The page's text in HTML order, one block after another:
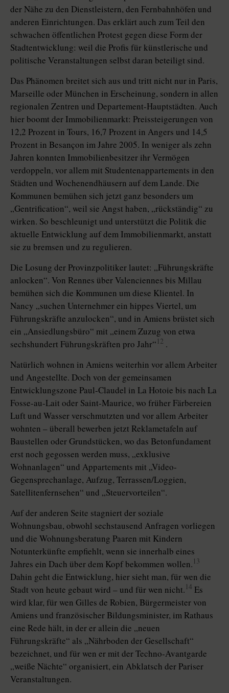
der Nähe zu den Dienstleistern, den Fernbahnhöfen und
anderen Einrichtungen. Das erklärt auch zum Teil den
schwachen öffentlichen Protest gegen diese Form der
Stadtentwicklung: weil die Profis für künstlerische und
politische Veranstaltungen selbst daran beteiligt sind.
Das Phänomen breitet sich aus und tritt nicht nur in Paris,
Marseille oder München in Erscheinung, sondern in allen
regionalen Zentren und Departement-Hauptstädten. Auch
hier boomt der Immobilienmarkt: Preissteigerungen von
12,2 Prozent in Tours, 16,7 Prozent in Angers und 14,5
Prozent in Besançon im Jahre 2005. In weniger als zehn
Jahren konnten Immobilienbesitzer ihr Vermögen
verdoppeln, vor allem mit Studentenappartements in den
Städten und Wochenendhäusern auf dem Lande. Die
Kommunen bemühen sich jetzt ganz besonders um
„Gentrification“, weil sie Angst haben, „rückständig“ zu
wirken. So beschleunigt und unterstützt die Politik die
aktuelle Entwicklung auf dem Immobilienmarkt, anstatt
sie zu bremsen und zu regulieren.
Die Losung der Provinzpolitiker lautet: „Führungskräfte
anlocken“. Von Rennes über Valenciennes bis Millau
bemühen sich die Kommunen um diese Klientel. In
Nancy „suchen Unternehmer ein hippes Viertel, um
Führungskräfte anzulocken“, und in Amiens brüstet sich
ein „Ansiedlungsbüro“ mit „einem Zuzug von etwa
sechshundert Führungskräften pro Jahr“ 12 .
Natürlich wohnen in Amiens weiterhin vor allem Arbeiter
und Angestellte. Doch von der gemeinsamen
Entwicklungszone Paul-Claudel in La Hotoie bis nach La
Fosse-au-Lait oder Saint-Maurice, wo früher Färbereien
Luft und Wasser verschmutzten und vor allem Arbeiter
wohnten – überall bewerben jetzt Reklametafeln auf
Baustellen oder Grundstücken, wo das Betonfundament
erst noch gegossen werden muss, „exklusive
Wohnanlagen“ und Appartements mit „Video-
Gegensprechanlage, Aufzug, Terrassen/Loggien,
Satellitenfernsehen“ und „Steuervorteilen“.
Auf der anderen Seite stagniert der soziale
Wohnungsbau, obwohl sechstausend Anfragen vorliegen
und die Wohnungsberatung Paaren mit Kindern
Notunterkünfte empfiehlt, wenn sie innerhalb eines
Jahres ein Dach über dem Kopf bekommen wollen. 13
Dahin geht die Entwicklung, hier sieht man, für wen die
Stadt von heute gebaut wird – und für wen nicht. 14 Es
wird klar, für wen Gilles de Robien, Bürgermeister von
Amiens und französischer Bildungsminister, im Rathaus
eine Rede hält, in der er allein die „neuen
Führungskräfte“ als „Nährboden der Gesellschaft“
bezeichnet, und für wen er mit der Techno-Avantgarde
„weiße Nächte“ organisiert, ein Abklatsch der Pariser
Veranstaltungen.